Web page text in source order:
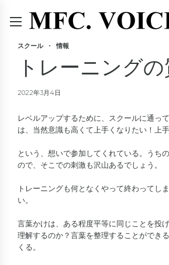
スクール 情報
トレーニングの
2022年3月4日
レベルアップするために、スクールに通っ
は、当然意識も高くて上手くなりたい！上
という、想いで参加してくれている。うち
ので、そこでの刺激も沢山あるでしょう。
トレーニングも何となくやって終わってし
い。
言葉かけは、ある程度平等に同じことを投
理解するのか？言葉を整理することができ
くる。